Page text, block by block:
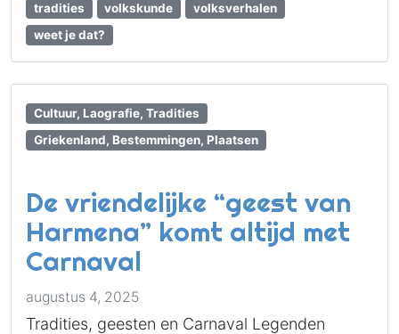
tradities
volkskunde
volksverhalen
weet je dat?
Cultuur, Laografie, Tradities
Griekenland, Bestemmingen, Plaatsen
De vriendelijke “geest van
Harmena” komt altijd met
Carnaval
augustus 4, 2025
Tradities, geesten en Carnaval Legenden